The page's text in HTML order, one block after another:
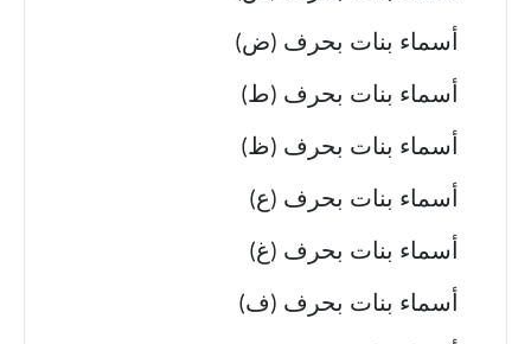
أسماء بنات بحرف (ض)
أسماء بنات بحرف (ط)
أسماء بنات بحرف (ظ)
أسماء بنات بحرف (ع)
أسماء بنات بحرف (غ)
أسماء بنات بحرف (ف)